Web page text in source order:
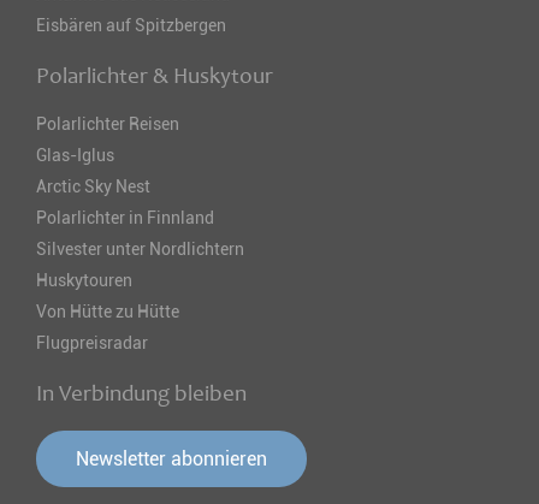
Eisbären auf Spitzbergen
Polarlichter & Huskytour
Polarlichter Reisen
Glas-Iglus
Arctic Sky Nest
Polarlichter in Finnland
Silvester unter Nordlichtern
Huskytouren
Von Hütte zu Hütte
Flugpreisradar
In Verbindung bleiben
Newsletter abonnieren